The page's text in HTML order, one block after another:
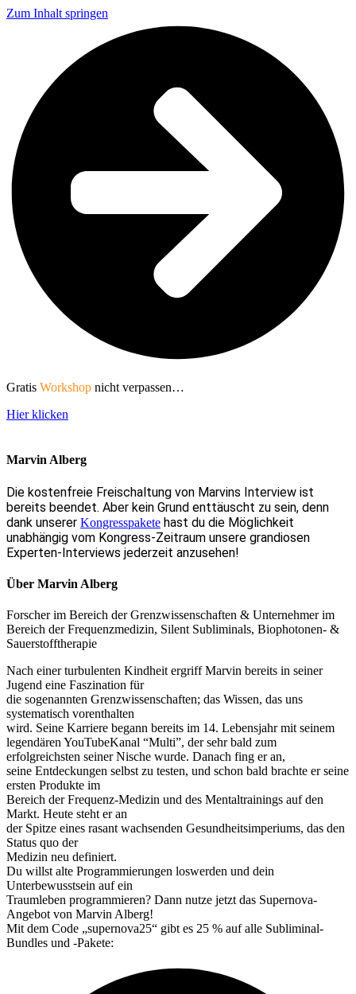
Zum Inhalt springen
Gratis Workshop nicht verpassen…
Hier klicken
Marvin Alberg
Die kostenfreie Freischaltung von Marvins Interview ist
bereits beendet. Aber kein Grund enttäuscht zu sein, denn
dank unserer Kongresspakete hast du die Möglichkeit
unabhängig vom Kongress-Zeitraum unsere grandiosen
Experten-Interviews jederzeit anzusehen!
Über Marvin Alberg
Forscher im Bereich der Grenzwissenschaften & Unternehmer im
Bereich der Frequenzmedizin, Silent Subliminals, Biophotonen- &
Sauerstofftherapie
Nach einer turbulenten Kindheit ergriff Marvin bereits in seiner
Jugend eine Faszination für
die sogenannten Grenzwissenschaften; das Wissen, das uns
systematisch vorenthalten
wird. Seine Karriere begann bereits im 14. Lebensjahr mit seinem
legendären YouTubeKanal “Multi”, der sehr bald zum
erfolgreichsten seiner Nische wurde. Danach fing er an,
seine Entdeckungen selbst zu testen, und schon bald brachte er seine
ersten Produkte im
Bereich der Frequenz-Medizin und des Mentaltrainings auf den
Markt. Heute steht er an
der Spitze eines rasant wachsenden Gesundheitsimperiums, das den
Status quo der
Medizin neu definiert.
Du willst alte Programmierungen loswerden und dein
Unterbewusstsein auf ein
Traumleben programmieren? Dann nutze jetzt das Supernova-
Angebot von Marvin Alberg!
Mit dem Code „supernova25“ gibt es 25 % auf alle Subliminal-
Bundles und -Pakete: